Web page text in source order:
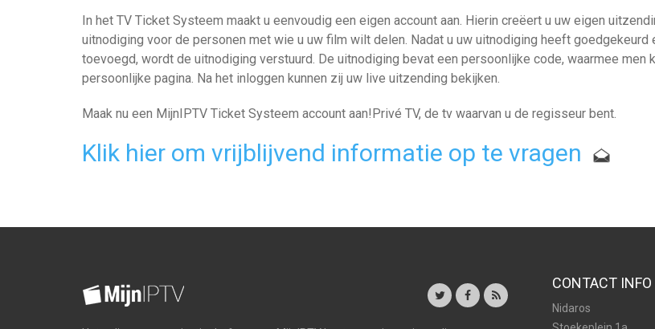
In het TV Ticket Systeem maakt u eenvoudig een eigen account aan. Hierin creëert u uw eigen
uitnodiging voor de personen met wie u uw film wilt delen. Nadat u uw uitnodiging heeft goedgekeurd
toevoegd, wordt de uitnodiging verstuurd. De uitnodiging bevat een persoonlijke code, waarmee men
persoonlijke pagina. Na het inloggen kunnen zij uw live uitzending bekijken.
Maak nu een MijnIPTV Ticket Systeem account aan!Privé TV, de tv waarvan u de regisseur bent.
Klik hier om vrijblijvend informatie op te vragen
CONTACT INFO
Nidaros